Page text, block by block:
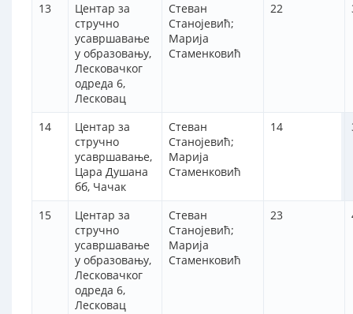
13
Центар за
стручно
усавршавање
у образовању,
Лесковачког
одреда 6,
Лесковац
Стеван
Станојевић;
Марија
Стаменковић
22
14
Центар за
стручно
усавршавање,
Цара Душана
бб, Чачак
Стеван
Станојевић;
Марија
Стаменковић
14
15
Центар за
стручно
усавршавање
у образовању,
Лесковачког
одреда 6,
Лесковац
Стеван
Станојевић;
Марија
Стаменковић
23